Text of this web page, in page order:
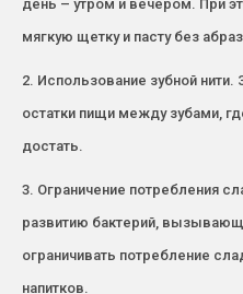
день – утром и вечером. При
мягкую щетку и пасту без
2. Использование зубной нити.
остатки пищи между зубами,
достать.
3. Ограничение потребления
развитию бактерий,
ограничивать потребление
напитков.